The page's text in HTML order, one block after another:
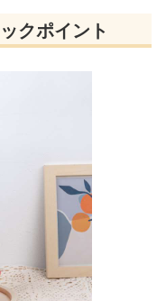
クポイント